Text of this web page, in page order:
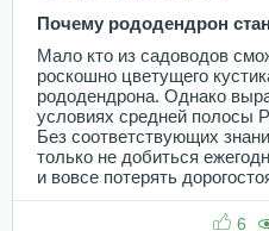
Почему рододендрон
Мало кто из садоводов
роскошно цветущего
рододендрона. Однако
условиях средней полосы
Без соответствующих
только не добиться
и вовсе потерять
6